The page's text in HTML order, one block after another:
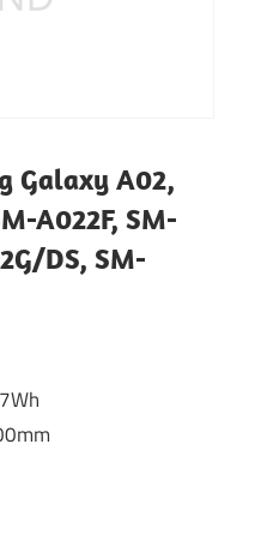
Galaxy A02,
A022F, SM-
DS, SM-